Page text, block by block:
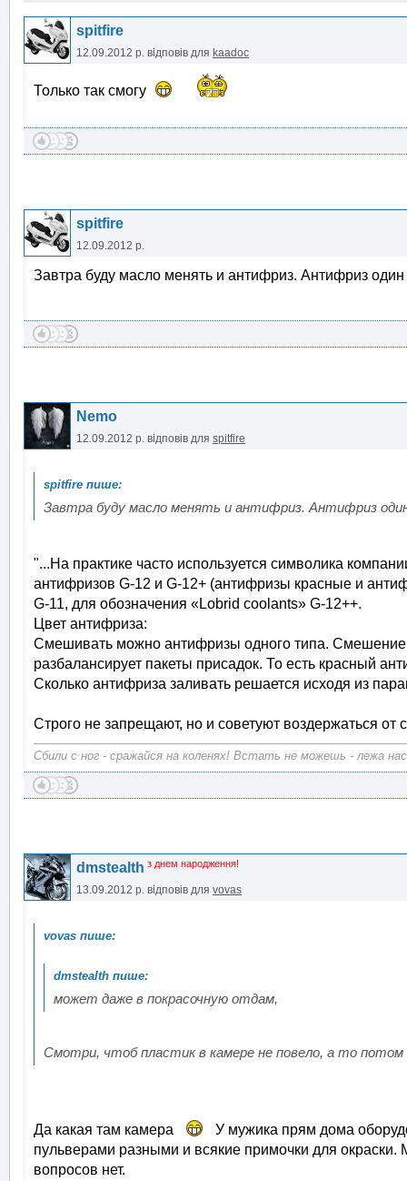
spitfire
12.09.2012 р. відповів для kaadoc
Только так смогу
spitfire
12.09.2012 р.
Завтра буду масло менять и антифриз. Антифриз
Nemo
12.09.2012 р. відповів для spitfire
Завтра буду масло менять и антифриз. Антифриз
"...На практике часто используется символика
антифризов G-12 и G-12+ (антифризы красные и
G-11, для обозначения «Lobrid coolants» G-12++.
Цвет антифриза:
Смешивать можно антифризы одного типа. Смешение
разбалансирует пакеты присадок. То есть красный
Сколько антифриза заливать решается исходя из
Строго не запрещают, но и советуют воздержаться
Сбили с ног - сражайся на коленях! Встать не можешь - лежа
dmstealth з днем народження!
13.09.2012 р. відповів для vovas
может даже в покрасочную отдам,
Смотри, чтоб пластик в камере не повело, а то потом
Да какая там камера
У мужика прям дома
пульверами разными и всякие примочки для окраски.
вопросов нет.